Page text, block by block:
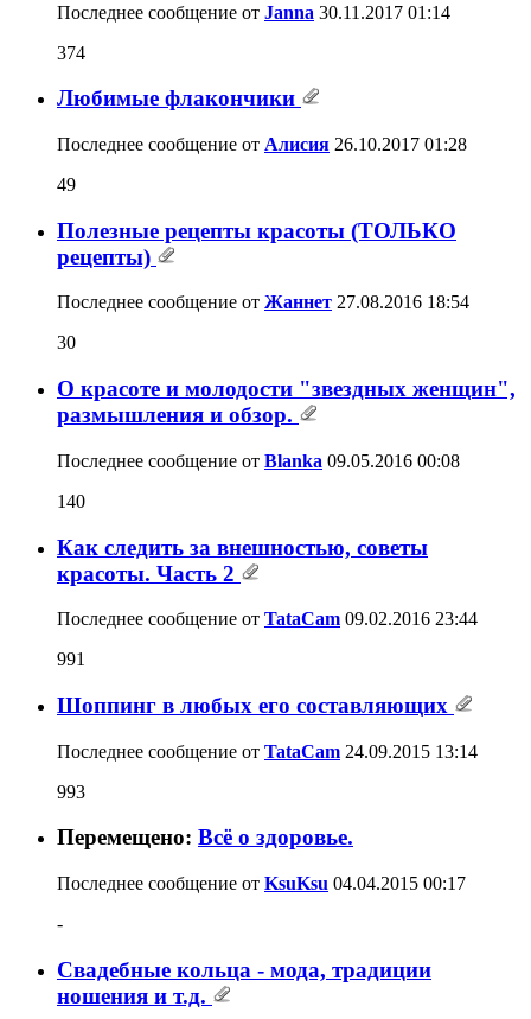
Последнее сообщение от Janna 30.11.2017 01:14
374
Любимые флакончики
Последнее сообщение от Алисия 26.10.2017 01:28
49
Полезные рецепты красоты (ТОЛЬКО
рецепты)
Последнее сообщение от Жаннет 27.08.2016 18:54
30
О красоте и молодости "звездных женщин",
размышления и обзор.
Последнее сообщение от Blanka 09.05.2016 00:08
140
Как следить за внешностью, советы
красоты. Часть 2
Последнее сообщение от TataCam 09.02.2016 23:44
991
Шоппинг в любых его составляющих
Последнее сообщение от TataCam 24.09.2015 13:14
993
Перемещено: Всё о здоровье.
Последнее сообщение от KsuKsu 04.04.2015 00:17
-
Свадебные кольца - мода, традиции
ношения и т.д.